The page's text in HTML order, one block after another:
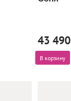
43 490
В корзину